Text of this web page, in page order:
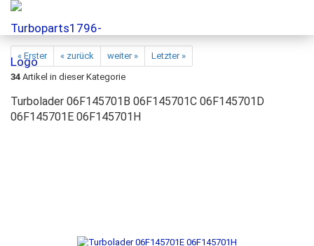
« Erster « zurück weiter »
Letzter »
34 Artikel in dieser Kategorie
Turbolader 06F145701B 06F145701C 06F145701D
06F145701E 06F145701H